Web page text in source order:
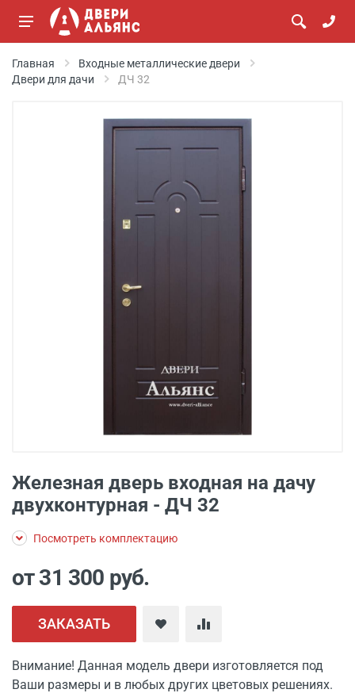
Главная
Входные металлические двери
Двери для дачи
ДЧ 32
Железная дверь входная на дачу
двухконтурная - ДЧ 32
Посмотреть комплектацию
от 31 300 руб.
ЗАКАЗАТЬ
Внимание! Данная модель двери изготовляется под
Ваши размеры и в любых других цветовых решениях.